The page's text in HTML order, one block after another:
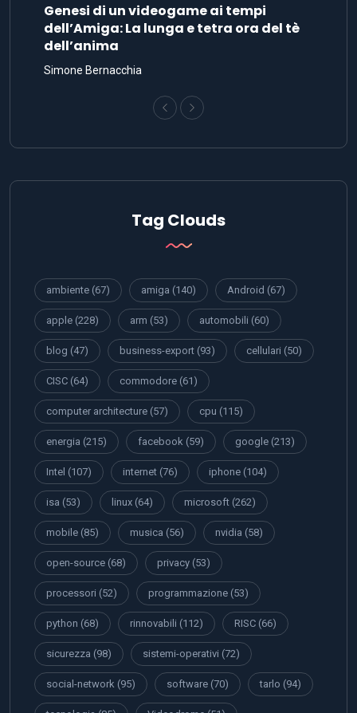
Genesi di un videogame ai tempi
dell’Amiga: La lunga e tetra ora del tè
dell’anima
Simone Bernacchia
Tag Clouds
ambiente (67) amiga (140) Android (67)
apple (228) arm (53) automobili (60)
blog (47) business-export (93) cellulari (50)
CISC (64) commodore (61)
computer architecture (57) cpu (115)
energia (215) facebook (59) google (213)
Intel (107) internet (76) iphone (104)
isa (53) linux (64) microsoft (262)
mobile (85) musica (56) nvidia (58)
open-source (68) privacy (53)
processori (52) programmazione (53)
python (68) rinnovabili (112) RISC (66)
sicurezza (98) sistemi-operativi (72)
social-network (95) software (70) tarlo (94)